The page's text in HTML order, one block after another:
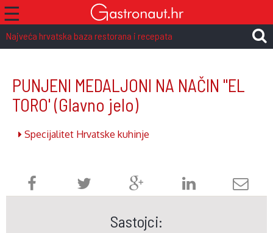
☰
Najveća hrvatska baza restorana i recepata
PUNJENI MEDALJONI NA NAČIN "EL
TORO' (Glavno jelo)
Specijalitet Hrvatske kuhinje
Sastojci: